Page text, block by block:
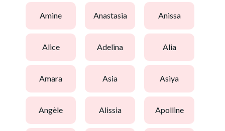
amine anastasia anissa
alice adelina alia
amara asia asiya
angèle alissia apolline